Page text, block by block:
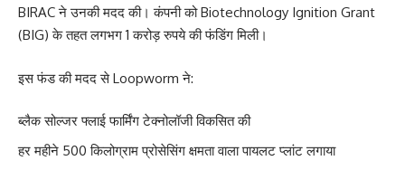
BIRAC ने उनकी मदद की। कंपनी को Biotechnology Ignition Grant
(BIG) के तहत लगभग 1 करोड़ रुपये की फंडिंग मिली।
इस फंड की मदद से Loopworm ने:
ब्लैक सोल्जर फ्लाई फार्मिंग टेक्नोलॉजी विकसित की
हर महीने 500 किलोग्राम प्रोसेसिंग क्षमता वाला पायलट प्लांट लगाया